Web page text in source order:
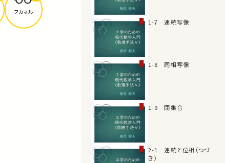
フカマル
1-7 連続写像
1-8 同相写像
1-9 閉集合
2-1 連続と位相（つづ
き）